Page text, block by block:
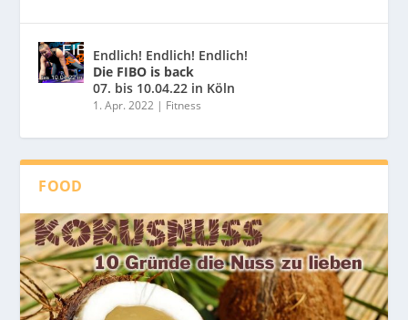
Endlich! Endlich! Endlich!
Die FIBO is back
07. bis 10.04.22 in Köln
1. Apr. 2022 | Fitness
FOOD